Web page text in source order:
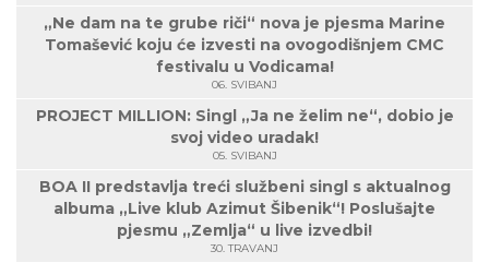
„Ne dam na te grube riči“ nova je pjesma Marine
Tomašević koju će izvesti na ovogodišnjem CMC
festivalu u Vodicama!
06. SVIBANJ
PROJECT MILLION: Singl „Ja ne želim ne“, dobio je
svoj video uradak!
05. SVIBANJ
BOA II predstavlja treći službeni singl s aktualnog
albuma „Live klub Azimut Šibenik“! Poslušajte
pjesmu „Zemlja“ u live izvedbi!
30. TRAVANJ